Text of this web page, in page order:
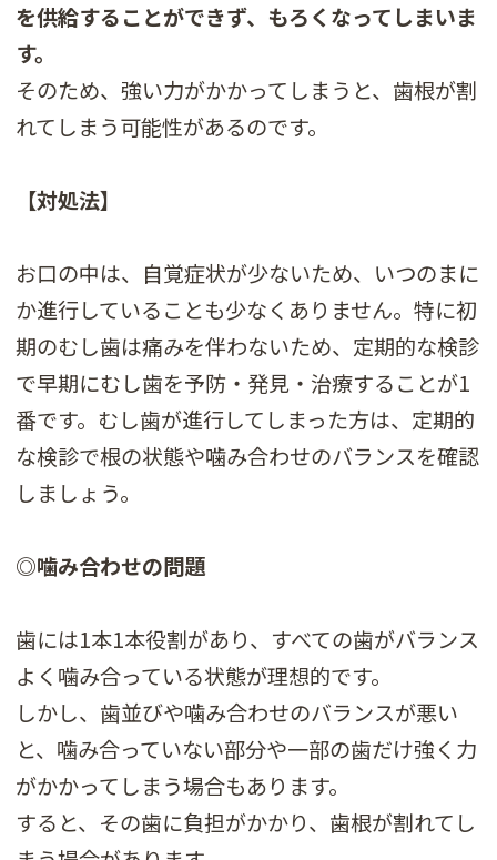
を供給することができず、もろくなってしまいま
す。
そのため、強い力がかかってしまうと、歯根が割
れてしまう可能性があるのです。
【対処法】
お口の中は、自覚症状が少ないため、いつのまに
か進行していることも少なくありません。特に初
期のむし歯は痛みを伴わないため、定期的な検診
で早期にむし歯を予防・発見・治療することが1
番です。むし歯が進行してしまった方は、定期的
な検診で根の状態や噛み合わせのバランスを確認
しましょう。
◎噛み合わせの問題
歯には1本1本役割があり、すべての歯がバランス
よく噛み合っている状態が理想的です。
しかし、歯並びや噛み合わせのバランスが悪い
と、噛み合っていない部分や一部の歯だけ強く力
がかかってしまう場合もあります。
すると、その歯に負担がかかり、歯根が割れてし